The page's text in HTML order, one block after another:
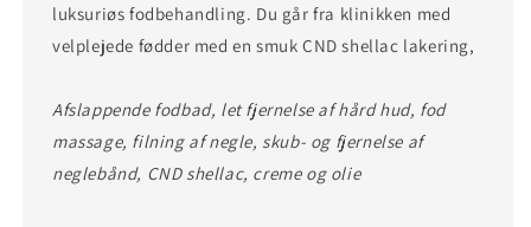
luksuriøs fodbehandling. Du går fra klinikken med
velplejede fødder med en smuk CND shellac lakering,
Afslappende fodbad, let fjernelse af hård hud, fod
massage, filning af negle, skub- og fjernelse af
neglebånd, CND shellac, creme og olie